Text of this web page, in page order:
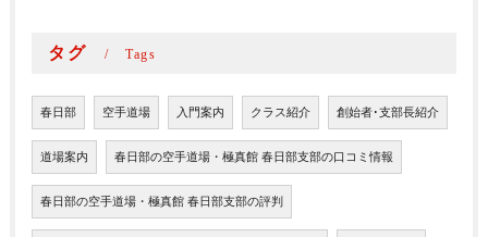
タグ Tags
春日部 空手道場 入門案内 クラス紹介 創始者･支部長紹介
道場案内 春日部の空手道場・極真館 春日部支部の口コミ情報
春日部の空手道場・極真館 春日部支部の評判